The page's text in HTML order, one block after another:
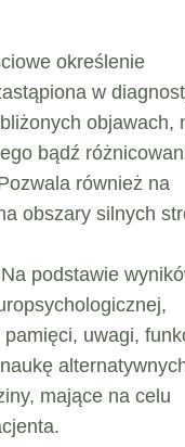
określenie
w
objawach,
bądź
również na
obszary silnych
Na podstawie
uwagi,
mające na celu